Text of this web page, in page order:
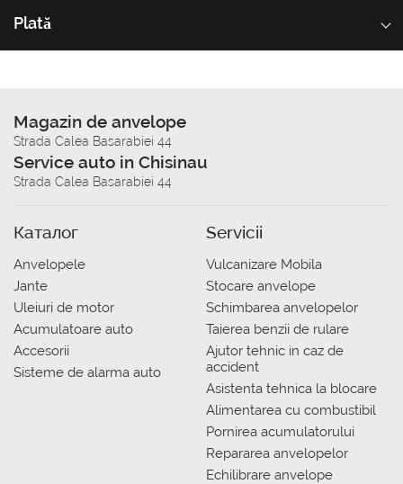
Plată
Magazin de anvelope
Strada Calea Basarabiei 44
Service auto in Chisinau
Strada Calea Basarabiei 44
Каталог
Anvelopele
Jante
Uleiuri de motor
Acumulatoare auto
Accesorii
Sisteme de alarma auto
Servicii
Vulcanizare Mobila
Stocare anvelope
Schimbarea anvelopelor
Taierea benzii de rulare
Ajutor tehnic in caz de
accident
Asistenta tehnica la blocare
Alimentarea cu combustibil
Pornirea acumulatorului
Repararea anvelopelor
Echilibrare anvelope